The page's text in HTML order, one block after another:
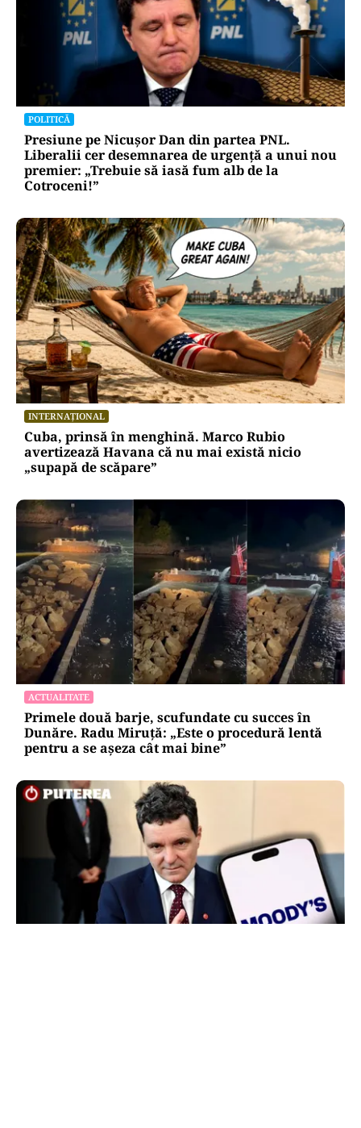
POLITICĂ
Presiune pe Nicușor Dan din partea PNL.
Liberalii cer desemnarea de urgență a unui nou
premier: „Trebuie să iasă fum alb de la
Cotroceni!”
INTERNAȚIONAL
Cuba, prinsă în menghină. Marco Rubio
avertizează Havana că nu mai există nicio
„supapă de scăpare”
ACTUALITATE
Primele două barje, scufundate cu succes în
Dunăre. Radu Miruță: „Este o procedură lentă
pentru a se așeza cât mai bine”